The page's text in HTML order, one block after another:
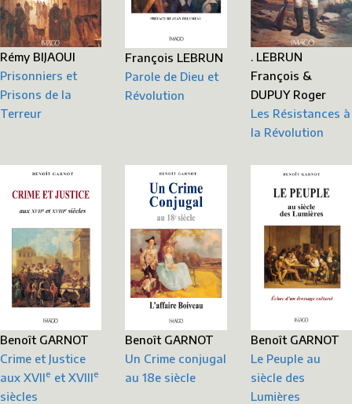
Rémy BIJAOUI
Prisonniers et
Prisons de la
Terreur
François LEBRUN
Parole de Dieu et
Révolution
. LEBRUN
François &
DUPUY Roger
Les Résistances à
la Révolution
Benoît GARNOT
Crime et Justice
aux XVIIe et XVIIIe
siècles
Benoît GARNOT
Un Crime conjugal
au 18e siècle
Benoît GARNOT
Le Peuple au
siècle des
Lumières